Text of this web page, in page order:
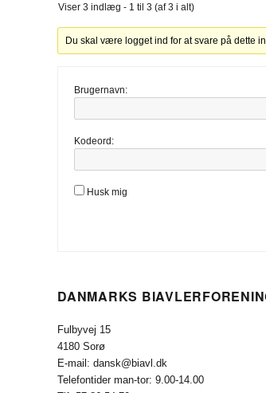
Viser 3 indlæg - 1 til 3 (af 3 i alt)
Du skal være logget ind for at svare på dette
Brugernavn:
Kodeord:
Husk mig
DANMARKS
Fulbyvej 15
4180 Sorø
E-mail: dansk@biavl.dk
Telefontider man-tor: 9.00-14.00